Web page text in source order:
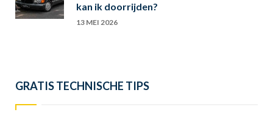
kan ik doorrijden?
13 MEI 2026
GRATIS TECHNISCHE TIPS